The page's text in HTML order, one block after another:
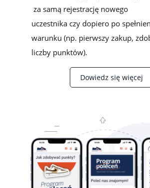
za samą rejestrację nowego
uczestnika czydopiero po
warunku (np. pierwszy zakup,
liczby punktów).
Dowiedz się więcej